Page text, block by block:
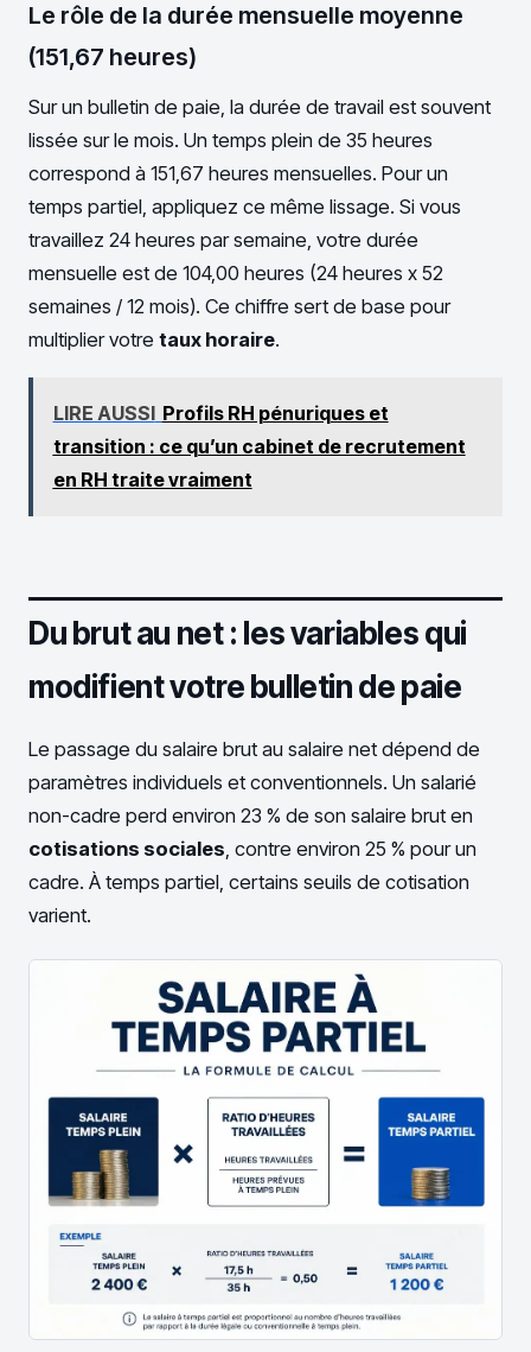
Le rôle de la durée mensuelle moyenne
(151,67 heures)
Sur un bulletin de paie, la durée de travail est souvent
lissée sur le mois. Un temps plein de 35 heures
correspond à 151,67 heures mensuelles. Pour un
temps partiel, appliquez ce même lissage. Si vous
travaillez 24 heures par semaine, votre durée
mensuelle est de 104,00 heures (24 heures x 52
semaines / 12 mois). Ce chiffre sert de base pour
multiplier votre taux horaire.
LIRE AUSSI Profils RH pénuriques et
transition : ce qu’un cabinet de recrutement
en RH traite vraiment
Du brut au net : les variables qui
modifient votre bulletin de paie
Le passage du salaire brut au salaire net dépend de
paramètres individuels et conventionnels. Un salarié
non-cadre perd environ 23 % de son salaire brut en
cotisations sociales, contre environ 25 % pour un
cadre. À temps partiel, certains seuils de cotisation
varient.